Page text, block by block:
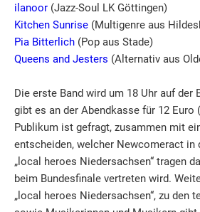
ilanoor (Jazz-Soul LK Göttingen)
Kitchen Sunrise (Multigenre aus
Pia Bitterlich (Pop aus Stade)
Queens and Jesters (Alternativ aus
Die erste Band wird um 18 Uhr auf der
gibt es an der Abendkasse für 12 Euro
Publikum ist gefragt, zusammen mit
entscheiden, welcher Newcomeract in
„local heroes Niedersachsen“ tragen
beim Bundesfinale vertreten wird.
„local heroes Niedersachsen“, zu den